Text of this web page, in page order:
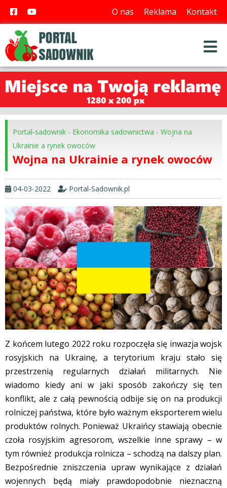
O nas Reklama Kontakt
Portal-sadownik - Ekonomika sadownictwa - Wojna na
Ukrainie a rynek owoców
Wojna na Ukrainie a rynek owoców
04-03-2022 Portal-Sadownik.pl
Z końcem lutego 2022 roku rozpoczęła się inwazja wojsk
rosyjskich na Ukrainę, a terytorium kraju stało się
przestrzenią regularnych działań militarnych. Nie
wiadomo kiedy ani w jaki sposób zakończy się ten
konflikt, ale z całą pewnością odbije się on na produkcji
rolniczej państwa, które było ważnym eksporterem wielu
produktów rolnych. Ponieważ Ukraińcy stawiają obecnie
czoła rosyjskim agresorom, wszelkie inne sprawy – w
tym również produkcja rolnicza – schodzą na dalszy plan.
Bezpośrednie zniszczenia upraw wynikające z działań
wojennych będą miały prawdopodobnie nieznaczną